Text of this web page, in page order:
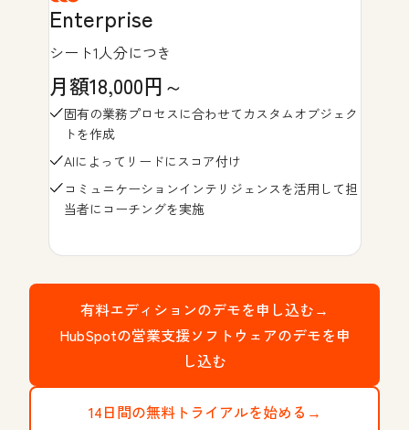
Enterprise
シート1人分につき
月額18,000円～
固有の業務プロセスに合わせてカスタムオブジェク
トを作成
AIによってリードにスコア付け
コミュニケーションインテリジェンスを活用して担
当者にコーチングを実施
有料エディションのデモを申し込む→
HubSpotの営業支援ソフトウェアのデモを申
し込む
14日間の無料トライアルを始める→